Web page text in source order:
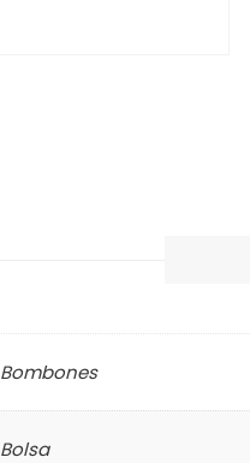
Bombones
Bolsa